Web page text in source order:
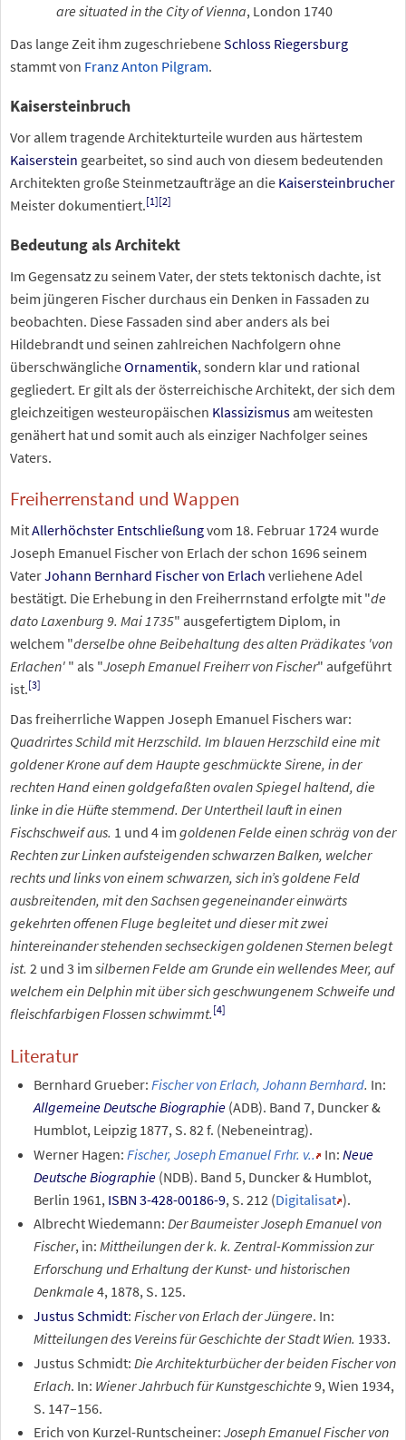
are situated in the City of Vienna, London 1740
Das lange Zeit ihm zugeschriebeneSchloss Riegersburg
stammt von Franz Anton Pilgram.
Kaisersteinbruch
Vor allem tragende Architekturteile wurden aus härtestem
Kaiserstein gearbeitet, so sind auch von diesem bedeutenden
Architekten große Steinmetzaufträge an die Kaisersteinbrucher
Meister dokumentiert.[1][2]
Bedeutung als Architekt
Im Gegensatz zu seinem Vater, der stets tektonisch dachte, ist
beim jüngeren Fischer durchaus ein Denken in Fassaden zu
beobachten. Diese Fassaden sind aber anders als bei
Hildebrandt und seinen zahlreichen Nachfolgern ohne
überschwänglicheOrnamentik, sondern klar und rational
gegliedert. Er gilt als der österreichische Architekt, der sich dem
gleichzeitigen westeuropäischen Klassizismus am weitesten
genähert hat und somit auch als einziger Nachfolger seines
Vaters.
Freiherrenstand und Wappen
MitAllerhöchster Entschließungvom 18. Februar 1724 wurde
Joseph Emanuel Fischer von Erlach der schon 1696 seinem
VaterJohann Bernhard Fischer von Erlach verliehene Adel
bestätigt. Die Erhebung in den Freiherrnstand erfolgte mit "de
dato Laxenburg 9. Mai 1735" ausgefertigtem Diplom, in
welchem "derselbe ohne Beibehaltung des alten Prädikates 'von
Erlachen' " als "Joseph Emanuel Freiherr von Fischer" aufgeführt
ist.[3]
Das freiherrliche Wappen Joseph Emanuel Fischers war:
Quadrirtes Schild mit Herzschild. Im blauen Herzschild eine mit
goldener Krone auf dem Haupte geschmückte Sirene, in der
rechten Hand einen goldgefaßten ovalen Spiegel haltend, die
linke in die Hüfte stemmend. Der Untertheil lauft in einen
Fischschweif aus. 1 und 4 im goldenen Felde einen schräg von der
Rechten zur Linken aufsteigenden schwarzen Balken, welcher
rechts und links von einem schwarzen, sich in’s goldene Feld
ausbreitenden, mit den Sachsen gegeneinander einwärts
gekehrten offenen Fluge begleitet und dieser mit zwei
hintereinander stehenden sechseckigen goldenen Sternen belegt
ist. 2 und 3 im silbernen Felde am Grunde ein wellendes Meer, auf
welchem ein Delphin mit über sich geschwungenem Schweife und
fleischfarbigen Flossen schwimmt. [4]
Literatur
Bernhard Grueber: Fischer von Erlach, Johann Bernhard. In:
Allgemeine Deutsche Biographie(ADB). Band 7, Duncker &
Humblot, Leipzig 1877, S. 82f. (Nebeneintrag).
Werner Hagen: Fischer, Joseph Emanuel Frhr. v.. In: Neue
Deutsche Biographie(NDB). Band 5, Duncker & Humblot,
Berlin 1961, ISBN 3-428-00186-9, S. 212 (Digitalisat ).
Albrecht Wiedemann: Der Baumeister Joseph Emanuel von
Fischer, in: Mittheilungen der k. k. Zentral-Kommission zur
Erforschung und Erhaltung der Kunst- und historischen
Denkmale 4, 1878, S. 125.
Justus Schmidt: Fischer von Erlach der Jüngere. In:
Mitteilungen des Vereins für Geschichte der Stadt Wien. 1933.
Justus Schmidt: Die Architekturbücher der beiden Fischer von
Erlach. In: Wiener Jahrbuch für Kunstgeschichte 9, Wien 1934,
S. 147–156.
Erich von Kurzel-Runtscheiner: Joseph Emanuel Fischer von